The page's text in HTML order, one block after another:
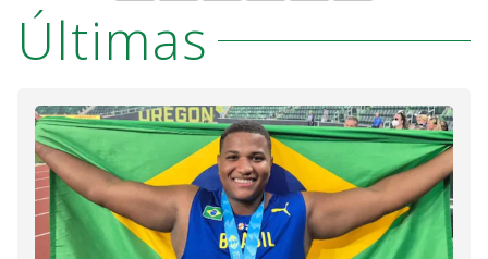
Últimas